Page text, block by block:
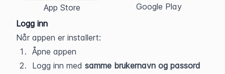
App Store
Google Play
Logg inn
Når appen er installert:
Åpne appen
Logg inn med samme brukernavn og passord